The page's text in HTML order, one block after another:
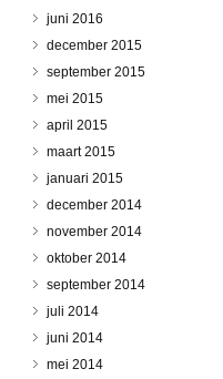
juni 2016
december 2015
september 2015
mei 2015
april 2015
maart 2015
januari 2015
december 2014
november 2014
oktober 2014
september 2014
juli 2014
juni 2014
mei 2014